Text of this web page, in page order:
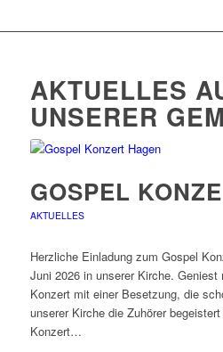
AKTUELLES
UNSERER
GOSPEL
AKTUELLES
Herzliche Einladung zum Gospel
Juni 2026 in unserer Kirche. Geniest
Konzert mit einer Besetzung, die
unserer Kirche die Zuhörer
Konzert…